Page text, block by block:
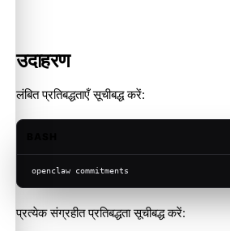
उदाहरण
लंबित प्रतिबद्धताएँ सूचीबद्ध करें:
openclaw commitments
प्रत्येक संग्रहीत प्रतिबद्धता सूचीबद्ध करें: